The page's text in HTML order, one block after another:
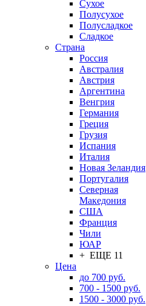
Сухое
Полусухое
Полусладкое
Сладкое
Страна
Россия
Австралия
Австрия
Аргентина
Венгрия
Германия
Греция
Грузия
Испания
Италия
Новая Зеландия
Португалия
Северная
Македония
США
Франция
Чили
ЮАР
+ ЕЩЕ 11
Цена
до 700 руб.
700 - 1500 руб.
1500 - 3000 руб.